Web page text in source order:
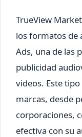
TrueView
los formatos de
Ads, una de las
publicidad
videos. Este
marcas, desde
corporaciones,
efectiva con su